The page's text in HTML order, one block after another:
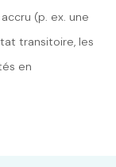
(p. ex. une
transitoire, les
en